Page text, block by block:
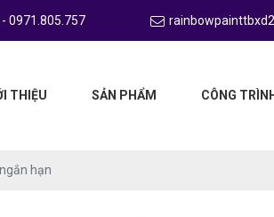
0971.805.757
THIỆU SẢN PHẨM CÔNG TRÌNH
hạn